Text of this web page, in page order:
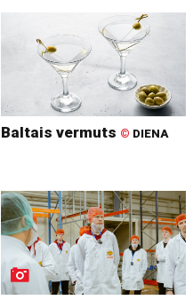
Baltais vermuts © DIENA